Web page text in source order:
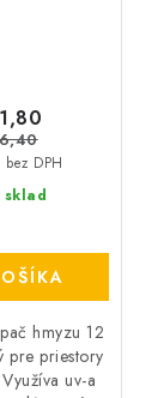
sklad
DPH
hmyzu 12
pre priestory
uv-a